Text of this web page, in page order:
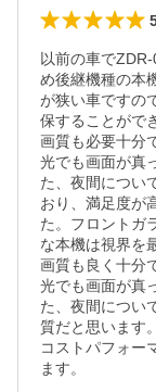
以前の車で
め後継機種の本
が狭い車ですの
保することがで
画質も必要十分
光でも画面が真
た、夜間につい
おり、満足度が
た。フロントガ
な本機は視界を
画質も良く十分
光でも画面が真
た、夜間につい
質だと思います。
コストパフォー
ます。